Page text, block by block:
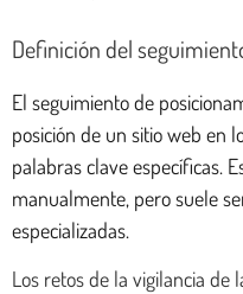
Definición del
El seguimiento de
posición de un sitio web en
palabras clave específicas.
manualmente, pero suele
especializadas.
Los retos de la vigilancia de